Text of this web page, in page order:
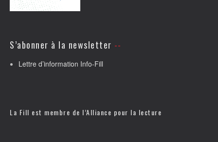
S’abonner à la newsletter
Lettre d’information Info-Fill
La Fill est membre de l’Alliance pour la lecture